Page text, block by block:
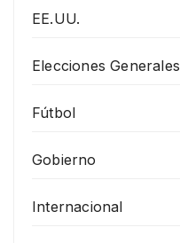
EE.UU.
Elecciones Generales
Fútbol
Gobierno
Internacional